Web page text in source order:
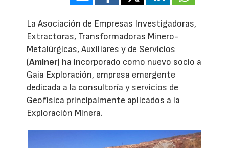
La Asociación de Empresas Investigadoras,
Extractoras, Transformadoras Minero-
Metalúrgicas, Auxiliares y de Servicios
(Aminer) ha incorporado como nuevo socio a
Gaia Exploración, empresa emergente
dedicada a la consultoría y servicios de
Geofísica principalmente aplicados a la
Exploración Minera.